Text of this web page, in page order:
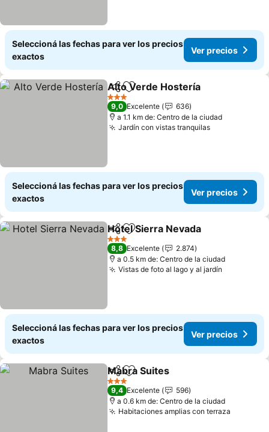
Seleccioná las fechas para ver los precios
exactos
Ver precios
CompartirAñadir a favoritos
Alto Verde Hostería
3 Estrellas
9,0 Excelente
636
a 1.1 km de: Centro de la ciudad
Jardín con vistas tranquilas
Seleccioná las fechas para ver los precios
exactos
Ver precios
CompartirAñadir a favoritos
Hotel Sierra Nevada
3 Estrellas
8,8 Excelente
2.874
a 0.5 km de: Centro de la ciudad
Vistas de foto al lago y al jardín
Seleccioná las fechas para ver los precios
exactos
Ver precios
CompartirAñadir a favoritos
Mabra Suites
3 Estrellas
9,4 Excelente
596
a 0.6 km de: Centro de la ciudad
Habitaciones amplias con terraza